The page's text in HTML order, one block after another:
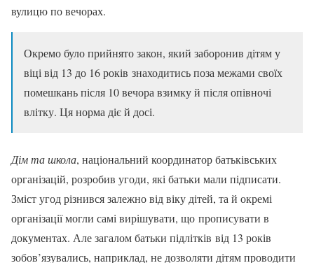
вулицю по вечорах.
Окремо було прийнято закон, який заборонив дітям у
віці від 13 до 16 років знаходитись поза межами своїх
помешкань після 10 вечора взимку й після опівночі
влітку. Ця норма діє й досі.
Дім та школа, національний координатор батьківських
організацій, розробив угоди, які батьки мали підписати.
Зміст угод різнився залежно від віку дітей, та й окремі
організації могли самі вирішувати, що прописувати в
документах. Але загалом батьки підлітків від 13 років
зобов’язувались, наприклад, не дозволяти дітям проводити